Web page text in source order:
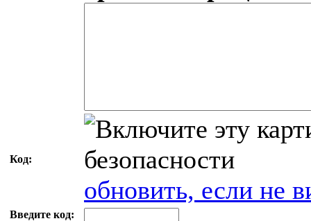
Код:
обновить, если не
Введите код: